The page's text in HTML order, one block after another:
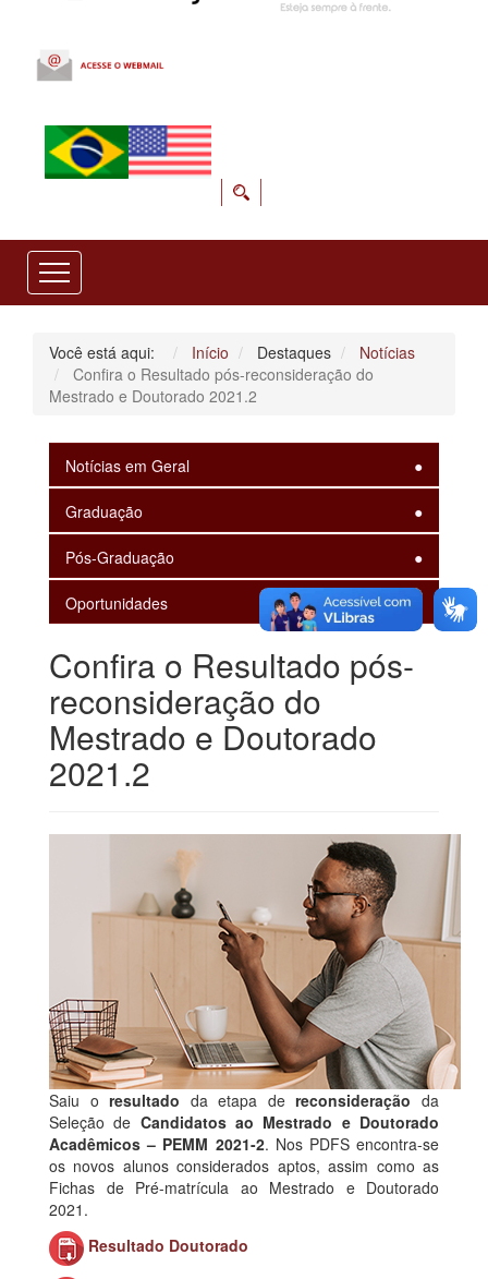
Você está aqui: Início Destaques
Notícias
Confira o Resultado pós-reconsideração do
Mestrado e Doutorado 2021.2
Notícias em Geral
Graduação
Pós-Graduação
Oportunidades
Confira o Resultado pós-
reconsideração do
Mestrado e Doutorado
2021.2
Saiu o resultado da etapa dereconsideração da
Seleção de Candidatos ao Mestrado e Doutorado
Acadêmicos – PEMM 2021-2. Nos PDFS encontra-se
os novos alunos considerados aptos, assim como as
Fichas de Pré-matrícula ao Mestrado e Doutorado
2021.
Resultado Doutorado